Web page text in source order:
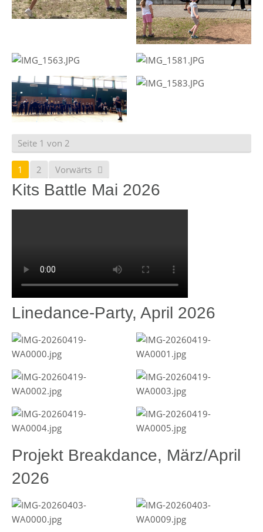
Seite 1 von 2
1 2 Vorwärts
Kits Battle Mai 2026
Linedance-Party, April 2026
Projekt Breakdance, März/April
2026